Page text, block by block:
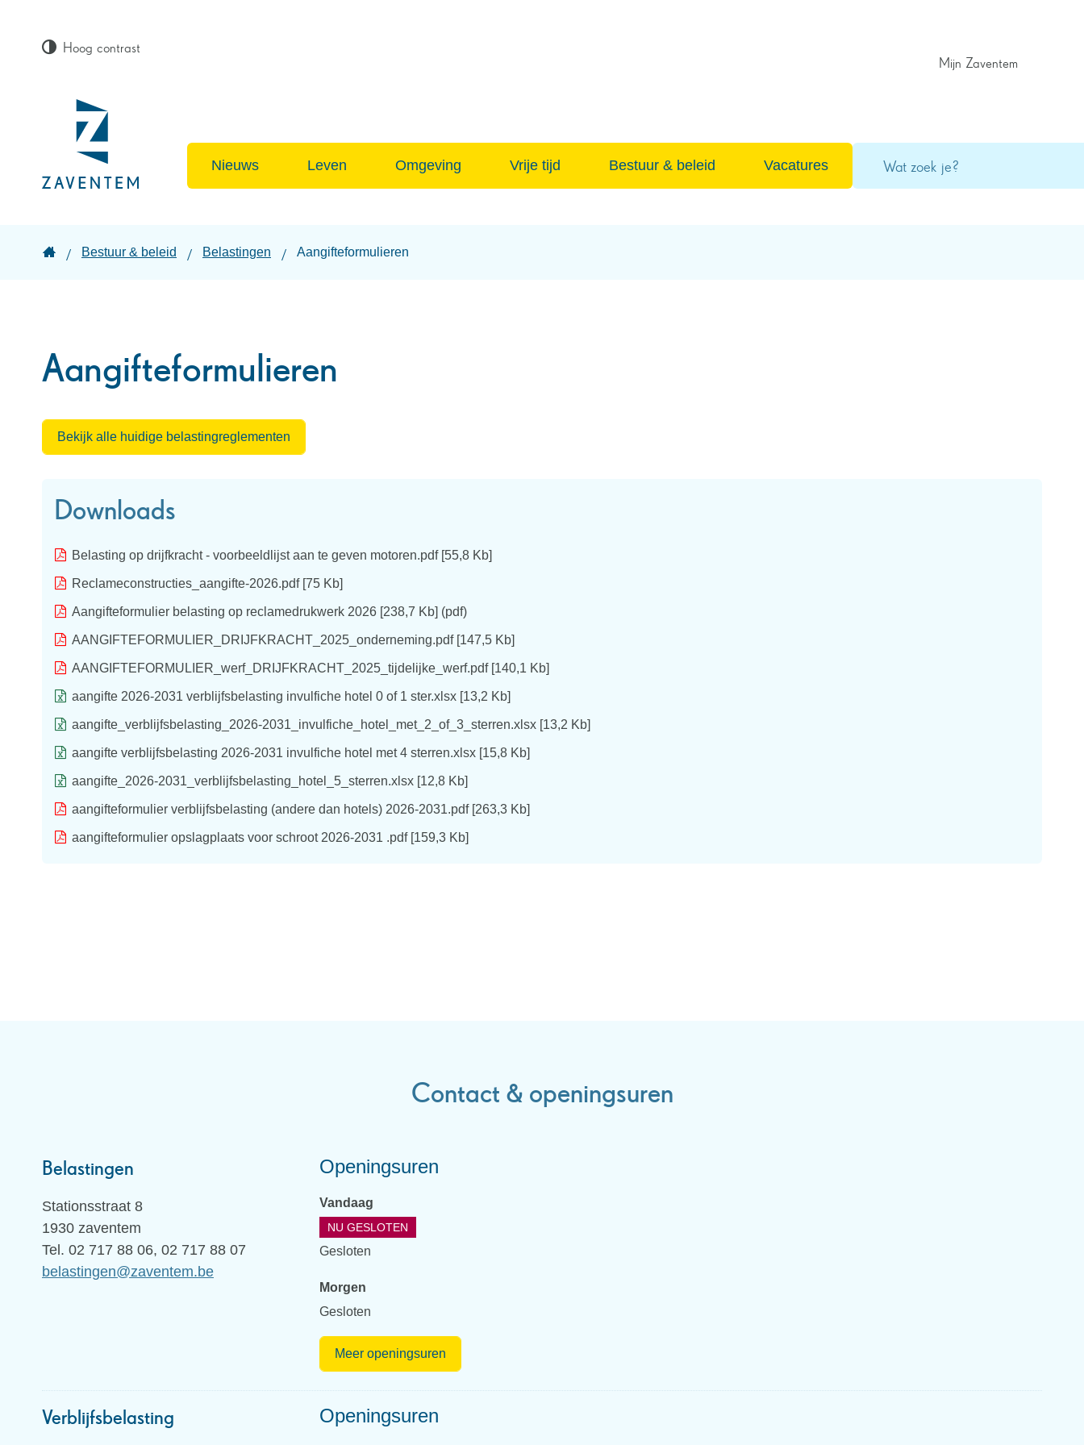
Lokaal
bestuur
Zaventem
Hoog contrast
Mijn Zaventem
Nieuws Leven Omgeving Vrije tijd Bestuur & beleid Vacatures
Startpagina
Bestuur & beleid Belastingen Aangifteformulieren
Aangifteformulieren
Bekijk alle huidige belastingreglementen
Downloads
Belasting op drijfkracht - voorbeeldlijst aan te geven motoren.pdf 55,8 Kb
Reclameconstructies_aangifte-2026.pdf 75 Kb
Aangifteformulier belasting op reclamedrukwerk 2026 238,7 Kb pdf
AANGIFTEFORMULIER_DRIJFKRACHT_2025_onderneming.pdf 147,5 Kb
AANGIFTEFORMULIER_werf_DRIJFKRACHT_2025_tijdelijke_werf.pdf 140,1 Kb
aangifte 2026-2031 verblijfsbelasting invulfiche hotel 0 of 1 ster.xlsx 13,2 Kb
aangifte_verblijfsbelasting_2026-2031_invulfiche_hotel_met_2_of_3_sterren.xlsx 13,2 Kb
aangifte verblijfsbelasting 2026-2031 invulfiche hotel met 4 sterren.xlsx 15,8 Kb
aangifte_2026-2031_verblijfsbelasting_hotel_5_sterren.xlsx 12,8 Kb
aangifteformulier verblijfsbelasting (andere dan hotels) 2026-2031.pdf 263,3 Kb
aangifteformulier opslagplaats voor schroot 2026-2031 .pdf 159,3 Kb
Contact & openingsuren
Belastingen
Adres
Stationsstraat 8
,1930 zaventem
Tel. 02 717 88 06, 02 717 88 07
E-
belastingen@zaventem.be
Openingsuren
Vandaag
NU GESLOTEN
Gesloten
Morgen
Gesloten
Meer openingsurenBelastingen
Verblijfsbelasting Openingsuren